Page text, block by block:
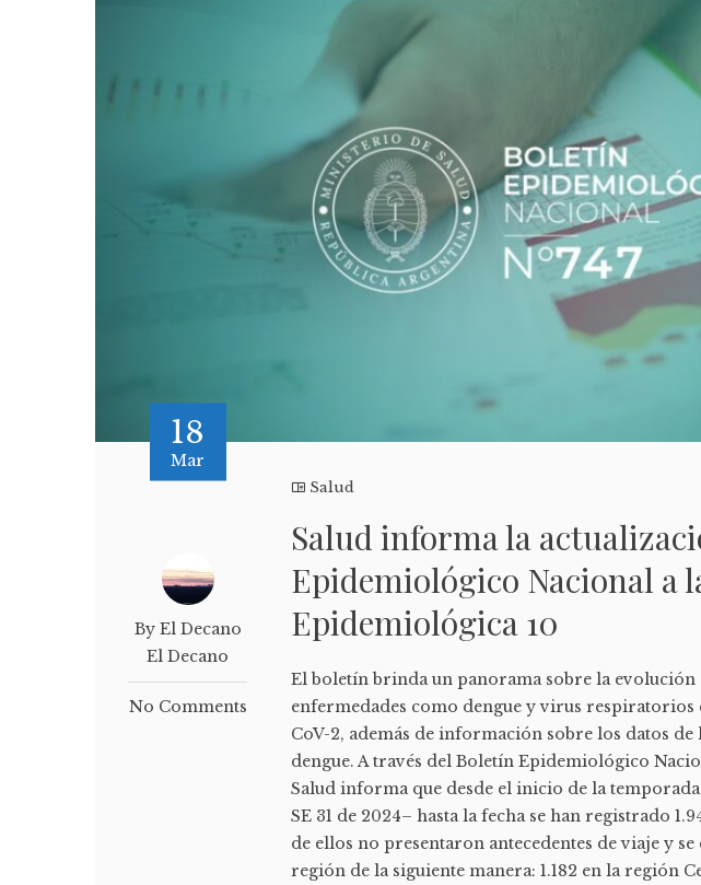
18
Mar
By El Decano
El Decano
No Comments
Salud
Salud informa la
Epidemiológico Nacional a
Epidemiológica 10
El boletín brinda un panorama sobre la
enfermedades como dengue y virus respiratorios
CoV-2, además de información sobre los datos
dengue. A través del Boletín Epidemiológico
Salud informa que desde el inicio de la
SE 31 de 2024– hasta la fecha se han registrado
de ellos no presentaron antecedentes de viaje y
región de la siguiente manera: 1.182 en la región